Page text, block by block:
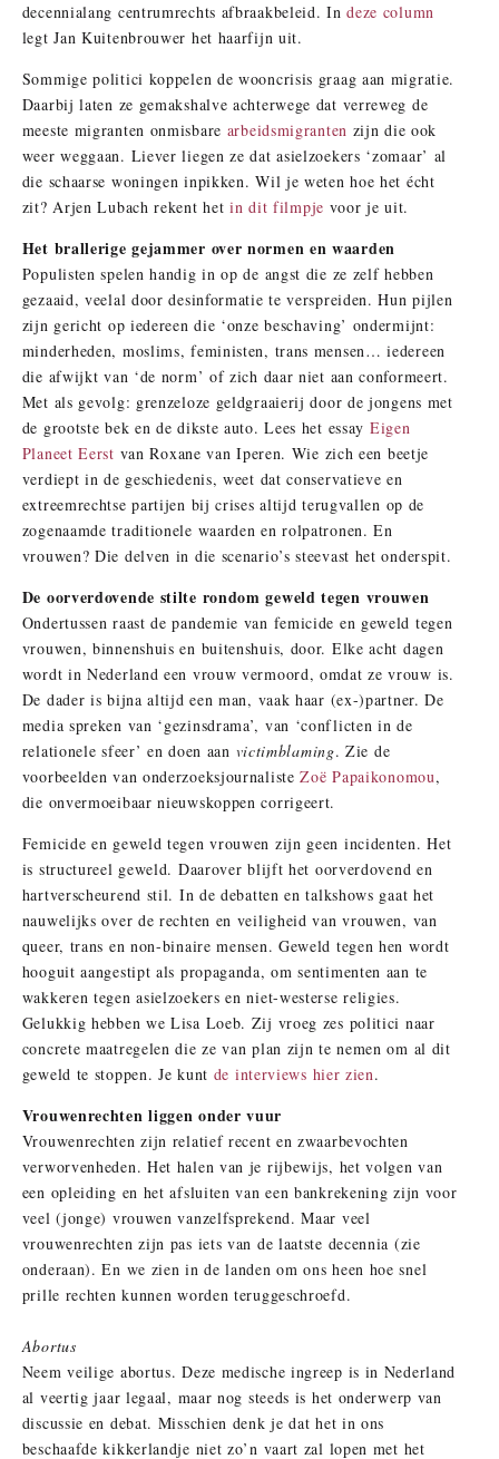
decennialang centrumrechts afbraakbeleid. Indeze column
legt Jan Kuitenbrouwer het haarfijn uit.
Sommige politici koppelen de wooncrisis graag aan migratie.
Daarbij laten ze gemakshalve achterwege dat verreweg de
meeste migranten onmisbare arbeidsmigranten zijn die ook
weer weggaan. Liever liegen ze dat asielzoekers ‘zomaar’ al
die schaarse woningen inpikken. Wil je weten hoe het écht
zit? Arjen Lubach rekent hetin dit filmpje voor je uit.
Het brallerige gejammer over normen en waarden
Populisten spelen handig in op de angst die ze zelf hebben
gezaaid, veelal door desinformatie te verspreiden. Hun pijlen
zijn gericht op iedereen die ‘onze beschaving’ ondermijnt:
minderheden, moslims, feministen, trans mensen… iedereen
die afwijkt van ‘de norm’ of zich daar niet aan conformeert.
Met als gevolg: grenzeloze geldgraaierij door de jongens met
de grootste bek en de dikste auto. Lees het essay Eigen
Planeet Eerst van Roxane van Iperen. Wie zich een beetje
verdiept in de geschiedenis, weet dat conservatieve en
extreemrechtse partijen bij crises altijd terugvallen op de
zogenaamde traditionele waarden en rolpatronen. En
vrouwen? Die delven in die scenario’s steevast het onderspit.
De oorverdovende stilte rondom geweld tegen vrouwen
Ondertussen raast de pandemie van femicide en geweld tegen
vrouwen, binnenshuis en buitenshuis, door. Elke acht dagen
wordt in Nederland een vrouw vermoord, omdat ze vrouw is.
De dader is bijna altijd een man, vaak haar (ex-)partner. De
media spreken van ‘gezinsdrama’, van ‘conflicten in de
relationele sfeer’ en doen aan victimblaming. Zie de
voorbeelden van onderzoeksjournalisteZoë Papaikonomou,
die onvermoeibaar nieuwskoppen corrigeert.
Femicide en geweld tegen vrouwen zijn geen incidenten. Het
is structureel geweld. Daarover blijft het oorverdovend en
hartverscheurend stil. In de debatten en talkshows gaat het
nauwelijks over de rechten en veiligheid van vrouwen, van
queer, trans en non-binaire mensen. Geweld tegen hen wordt
hooguit aangestipt als propaganda, om sentimenten aan te
wakkeren tegen asielzoekers en niet-westerse religies.
Gelukkig hebben we Lisa Loeb. Zij vroeg zes politici naar
concrete maatregelen die ze van plan zijn te nemen om al dit
geweld te stoppen. Je kunt de interviews hier zien.
Vrouwenrechten liggen onder vuur
Vrouwenrechten zijn relatief recent en zwaarbevochten
verworvenheden. Het halen van je rijbewijs, het volgen van
een opleiding en het afsluiten van een bankrekening zijn voor
veel (jonge) vrouwen vanzelfsprekend. Maar veel
vrouwenrechten zijn pas iets van de laatste decennia (zie
onderaan). En we zien in de landen om ons heen hoe snel
prille rechten kunnen worden teruggeschroefd.
Abortus
Neem veilige abortus. Deze medische ingreep is in Nederland
al veertig jaar legaal, maar nog steeds is het onderwerp van
discussie en debat. Misschien denk je dat het in ons
beschaafde kikkerlandje niet zo’n vaart zal lopen met het